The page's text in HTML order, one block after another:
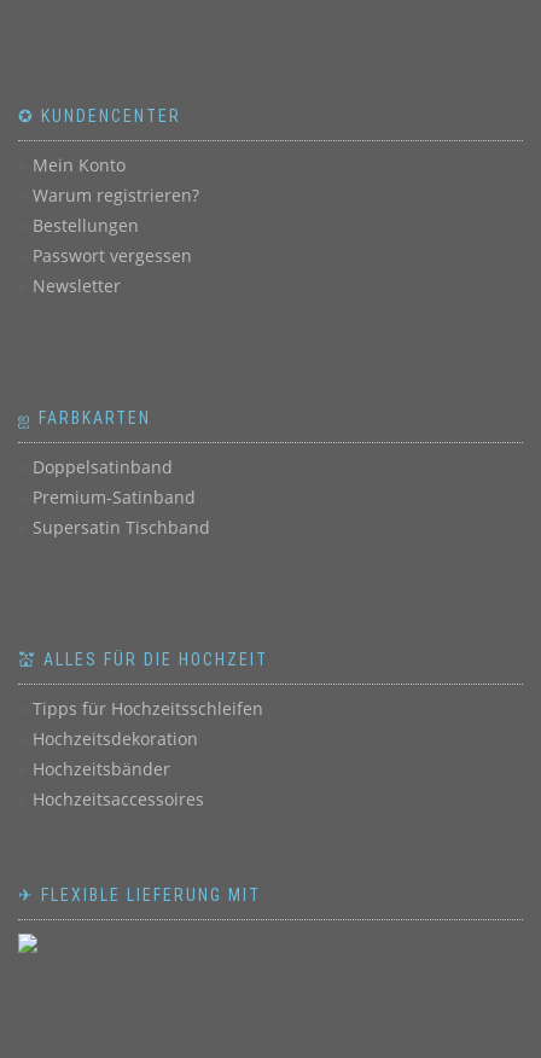
✪ KUNDENCENTER
Mein Konto
Warum registrieren?
Bestellungen
Passwort vergessen
Newsletter
ஐ FARBKARTEN
Doppelsatinband
Premium-Satinband
Supersatin Tischband
💒 ALLES FÜR DIE HOCHZEIT
Tipps für Hochzeitsschleifen
Hochzeitsdekoration
Hochzeitsbänder
Hochzeitsaccessoires
✈ FLEXIBLE LIEFERUNG MIT